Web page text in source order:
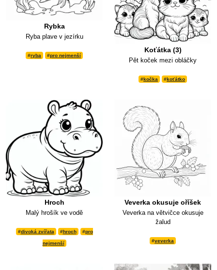
Rybka
Ryba plave v jezírku
#ryba #pro nejmenší
Koťátka (3)
Pět koček mezi obláčky
#kočka #koťátko
Hroch
Malý hrošík ve vodě
#divoká zvířata #hroch #pro
nejmenší
Veverka okusuje oříšek
Veverka na větvičce okusuje
žalud
#veverka